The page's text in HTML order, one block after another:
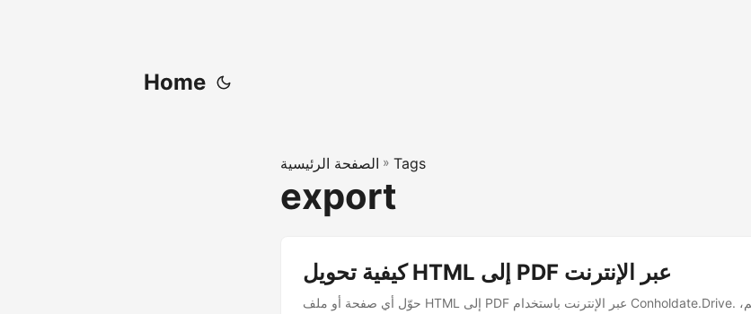
Home
الصفحة الرئيسية » Tags
export
كيفية تحويل HTML إلى PDF عبر الإنترنت
حوّل أي صفحة أو ملف HTML إلى PDF عبر الإنترنت باستخدام Conholdate.Drive. احفظ التخطيط، التصميم،